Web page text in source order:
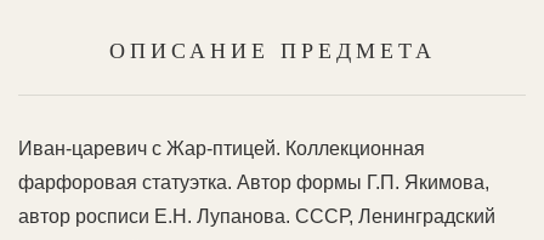
ОПИСАНИЕ ПРЕДМЕТА
Иван-царевич с Жар-птицей. Коллекционная
фарфоровая статуэтка. Автор формы Г.П. Якимова,
автор росписи Е.Н. Лупанова. СССР, Ленинградский